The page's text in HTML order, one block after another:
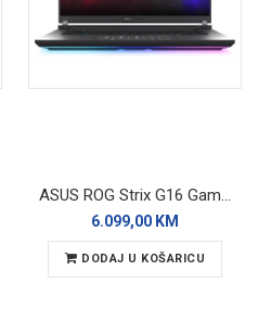
ASUS ROG Strix G16 Gaming laptop G615LP-TS219
6.099,00 KM
DODAJ U KOŠARICU